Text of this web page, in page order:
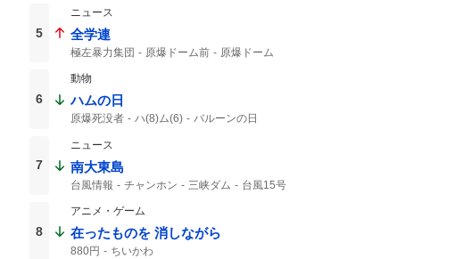
5
ニュース
全学連
極左暴力集団 原爆ドーム前
原爆ドーム
6
動物
ハムの日
原爆死没者 ハ(8)ム(6)
バルーンの日
7
ニュース
南大東島
台風情報 チャンホン 三峡ダム
台風15号
13号
8
アニメ・ゲーム
在ったものを 消しながら
880円 ちいかわ